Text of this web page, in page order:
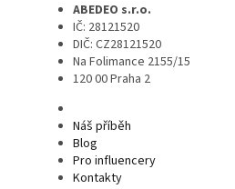
ABEDEO s.r.o.
IČ: 28121520
DIČ: CZ28121520
Na Folimance 2155/15
120 00 Praha 2
Náš příběh
Blog
Pro influencery
Kontakty